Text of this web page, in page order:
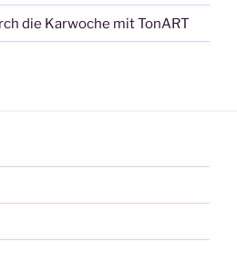
die Karwoche mit TonART